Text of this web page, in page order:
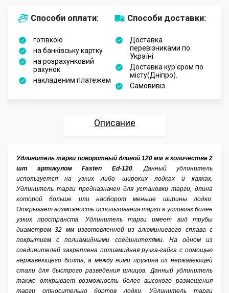
Способи оплати:
готівкою
на банківську картку
на розрахунковий
рахунок
накладеним платежем
Способи доставки:
Доставка
перевізниками по
Україні
Доставка кур'єром по
місту(Дніпро).
Самовивіз
Описание
Отзывы
Аксессуары
Удлинитель тарги поворотный длиной 120 мм в количестве 2
шт артикулом Fasten Ed-120. Данный удлинитель
используется на узких либо широких лодках и каяках.
Удлинитель тарги предназначен для установки тарги, длина
которой больше или наоборот меньше ширины лодки.
Открывает возможность использования тарги в условиях более
узких пространств. Удлинитель тарги имеет вид трубы
диаметром 32 мм изготовленной из алюминиевого сплава с
покрытием с полиамидными соединителями. На одном из
соединителей закреплена полиамидная ручка-гайка с помощью
нержавеющего болта, а между ними пружина из нержавеющей
стали для быстрого разведения шлицов. Данный удлинитель
также открывает возможность более высокого размещения
тарги относительно бортов лодки. Удлинитель тарги